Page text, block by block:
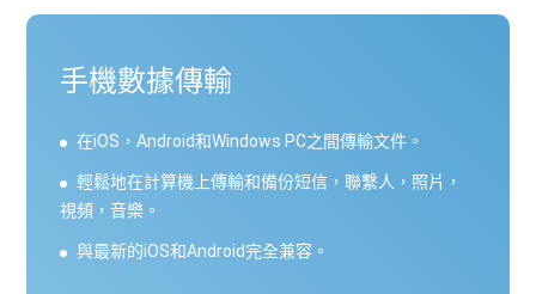
手機數據傳輸
在iOS，Android和Windows PC之間傳輸文件。
輕鬆地在計算機上傳輸和備份短信，聯繫人，照片，
視頻，音樂。
與最新的iOS和Android完全兼容。